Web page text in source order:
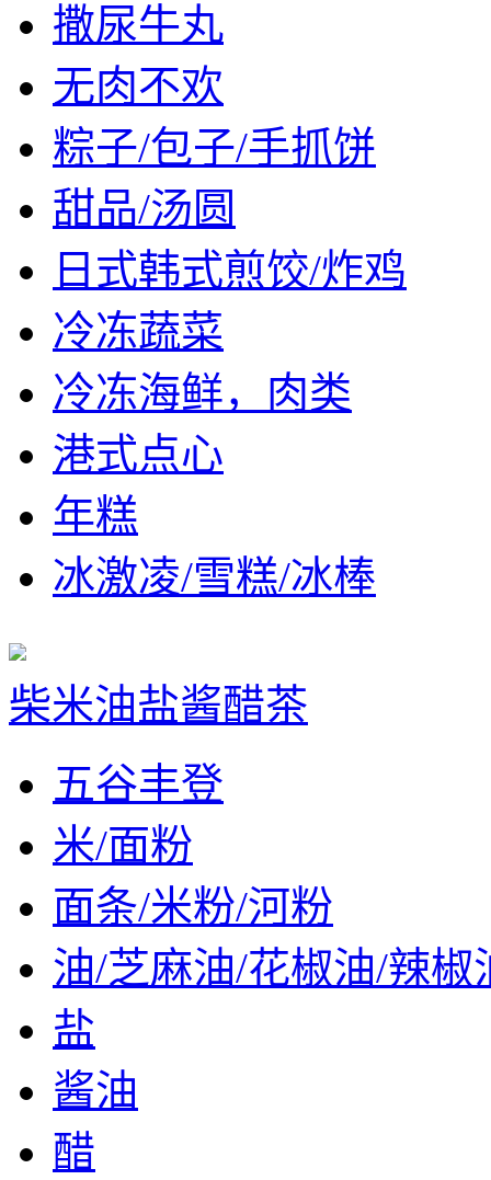
撒尿牛丸
无肉不欢
粽子/包子/手抓饼
甜品/汤圆
日式韩式煎饺/炸鸡
冷冻蔬菜
冷冻海鲜，肉类
港式点心
年糕
冰激凌/雪糕/冰棒
柴米油盐酱醋茶
五谷丰登
米/面粉
面条/米粉/河粉
油/芝麻油/花椒油/辣椒
盐
酱油
醋